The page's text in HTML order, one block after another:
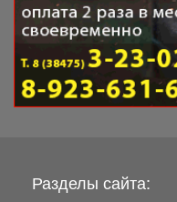
Разделы сайта: